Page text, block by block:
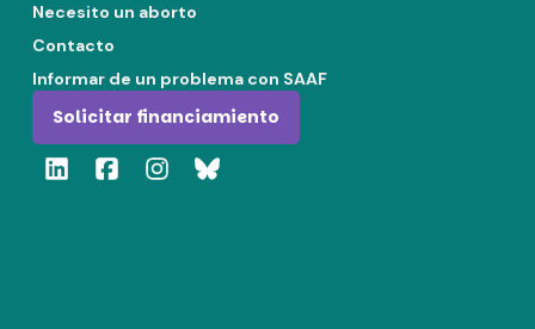
Necesito un aborto
Contacto
Informar de un problema con SAAF
Solicitar financiamiento